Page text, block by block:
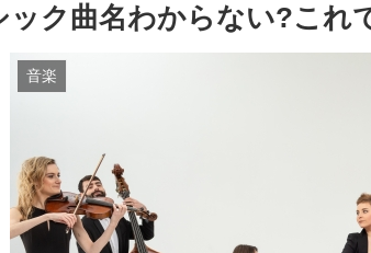
ック曲名わからない?これ
音楽